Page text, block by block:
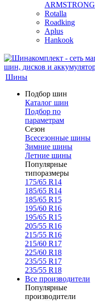
ARMSTRONG
Rotalla
Roadking
Aplus
Hankook
Шины
Подбор шин
Каталог шин
Подбор по
параметрам
Сезон
Всесезонные шины
Зимние шины
Летние шины
Популярные
типоразмеры
175/65 R14
185/65 R14
185/65 R15
195/60 R16
195/65 R15
205/55 R16
215/55 R16
215/60 R17
225/60 R18
235/55 R17
235/55 R18
Все производители
Популярные
производители